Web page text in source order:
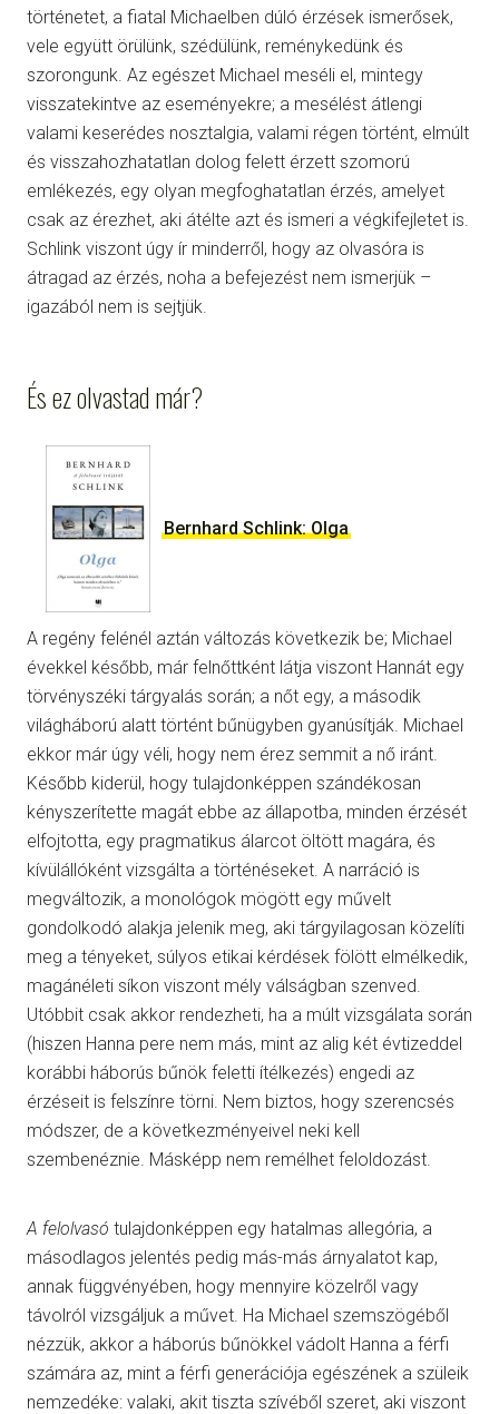
történetet, a fiatal Michaelben dúló érzések ismerősek,
vele együtt örülünk, szédülünk, reménykedünk és
szorongunk. Az egészet Michael meséli el, mintegy
visszatekintve az eseményekre; a mesélést átlengi
valami keserédes nosztalgia, valami régen történt, elmúlt
és visszahozhatatlan dolog felett érzett szomorú
emlékezés, egy olyan megfoghatatlan érzés, amelyet
csak az érezhet, aki átélte azt és ismeri a végkifejletet is.
Schlink viszont úgy ír minderről, hogy az olvasóra is
átragad az érzés, noha a befejezést nem ismerjük –
igazából nem is sejtjük.
És ez olvastad már?
Bernhard Schlink: Olga
A regény felénél aztán változás következik be; Michael
évekkel később, már felnőttként látja viszont Hannát egy
törvényszéki tárgyalás során; a nőt egy, a második
világháború alatt történt bűnügyben gyanúsítják. Michael
ekkor már úgy véli, hogy nem érez semmit a nő iránt.
Később kiderül, hogy tulajdonképpen szándékosan
kényszerítette magát ebbe az állapotba, minden érzését
elfojtotta, egy pragmatikus álarcot öltött magára, és
kívülállóként vizsgálta a történéseket. A narráció is
megváltozik, a monológok mögött egy művelt
gondolkodó alakja jelenik meg, aki tárgyilagosan közelíti
meg a tényeket, súlyos etikai kérdések fölött elmélkedik,
magánéleti síkon viszont mély válságban szenved.
Utóbbit csak akkor rendezheti, ha a múlt vizsgálata során
(hiszen Hanna pere nem más, mint az alig két évtizeddel
korábbi háborús bűnök feletti ítélkezés) engedi az
érzéseit is felszínre törni. Nem biztos, hogy szerencsés
módszer, de a következményeivel neki kell
szembenéznie. Másképp nem remélhet feloldozást.
A felolvasó tulajdonképpen egy hatalmas allegória, a
másodlagos jelentés pedig más-más árnyalatot kap,
annak függvényében, hogy mennyire közelről vagy
távolról vizsgáljuk a művet. Ha Michael szemszögéből
nézzük, akkor a háborús bűnökkel vádolt Hanna a férfi
számára az, mint a férfi generációja egészének a szüleik
nemzedéke: valaki, akit tiszta szívéből szeret, aki viszont